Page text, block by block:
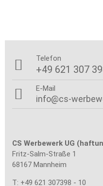
CS Werbewerk UG
Fritz-Salm-Straße 1
68167 Mannheim
T: +49 621 307398 - 10
 Telefon
+49 621 307
 E-Mail
info@cs-